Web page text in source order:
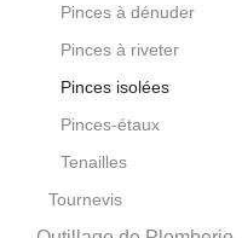
Pinces à dénuder
Pinces à riveter
Pinces isolées
Pinces-étaux
Tenailles
Tournevis